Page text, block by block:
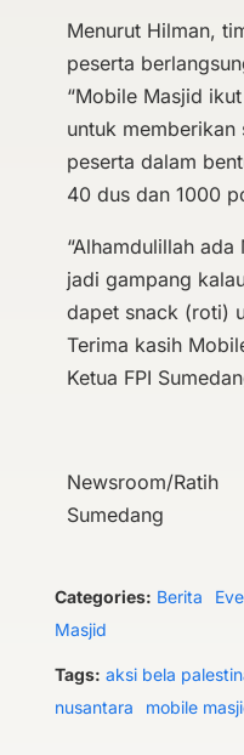
Menurut Hilman,
peserta
“Mobile Masjid
untuk
peserta dalam
40 dus dan 1000
“Alhamdulillah
jadi gampang
dapet snack (roti)
Terima kasih
Ketua FPI
Newsroom/Ratih
Sumedang
Categories: Berita
Masjid
Tags: aksi bela
nusantara
mobile